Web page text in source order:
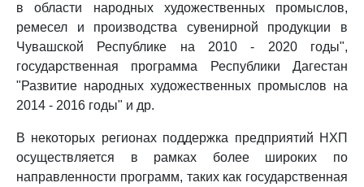
в области народных художественных промыслов,
ремесел и производства сувенирной продукции в
Чувашской Республике на 2010 - 2020 годы",
государственная программа Республики Дагестан
"Развитие народных художественных промыслов на
2014 - 2016 годы" и др.
В некоторых регионах поддержка предприятий НХП
осуществляется в рамках более широких по
направленности программ, таких как государственная